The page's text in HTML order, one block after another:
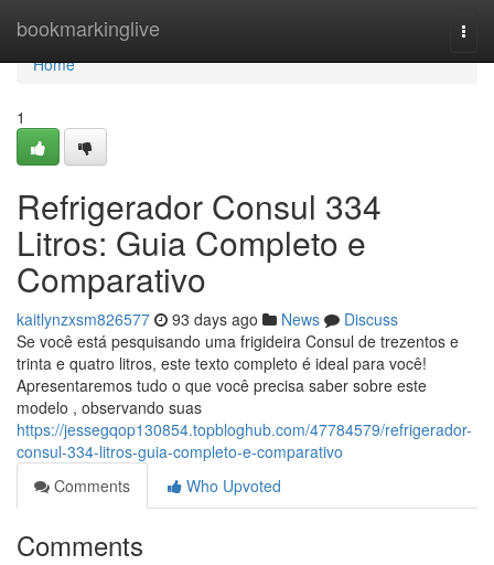
bookmarkinglive
Home
Home
1
Refrigerador Consul 334
Litros: Guia Completo e
Comparativo
kaitlynzxsm826577 93 days ago News
Discuss
Se você está pesquisando uma frigideira Consul de trezentos e
trinta e quatro litros, este texto completo é ideal para você!
Apresentaremos tudo o que você precisa saber sobre este
modelo , observando suas
https://jessegqop130854.topbloghub.com/47784579/refrigerador-
consul-334-litros-guia-completo-e-comparativo
Comments
Who Upvoted
Comments